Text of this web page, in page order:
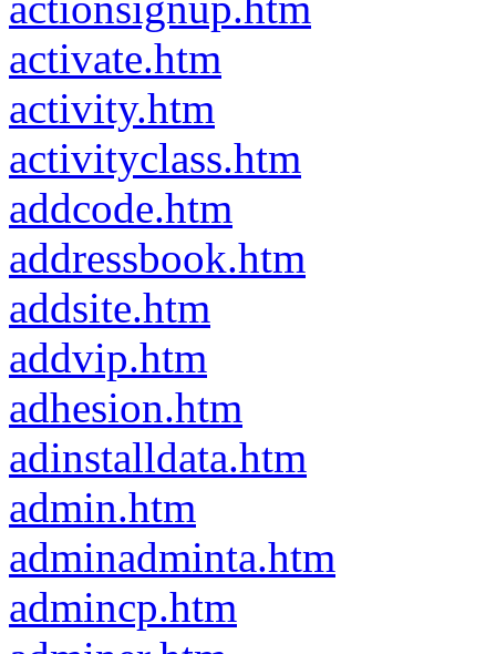
activate.htm
activity.htm
activityclass.htm
addcode.htm
addressbook.htm
addsite.htm
addvip.htm
adhesion.htm
adinstalldata.htm
admin.htm
adminadminta.htm
admincp.htm